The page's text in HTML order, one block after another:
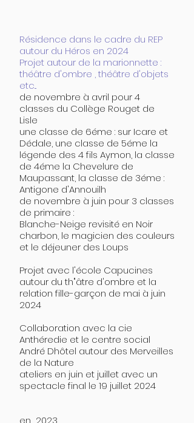
Résidence dans le cadre du REP
autour du Héros en 2024
Projet autour de la marionnette :
théâtre d'ombre , théâtre d'objets
etc...
de novembre à avril pour 4
classes du Collège Rouget de
Lisle
une classe de 6éme : sur Icare et
Dédale, une classe de 5éme la
légende des 4 fils Aymon, la classe
de 4éme la Chevelure de
Maupassant, la classe de 3éme :
Antigone d'Annouilh
de novembre à juin pour 3 classes
de primaire :
Blanche-Neige revisité en Noir
charbon, le magicien des couleurs
et le déjeuner des Loups
Projet avec l'école Capucines
autour du th"âtre d'ombre et la
relation fille-garçon de mai à juin
2024
Collaboration avec la cie
Anthéredie et le centre social
André Dhôtel autour des Merveilles
de la Nature
ateliers en juin et juillet avec un
spectacle final le 19 juillet 2024
en 2023